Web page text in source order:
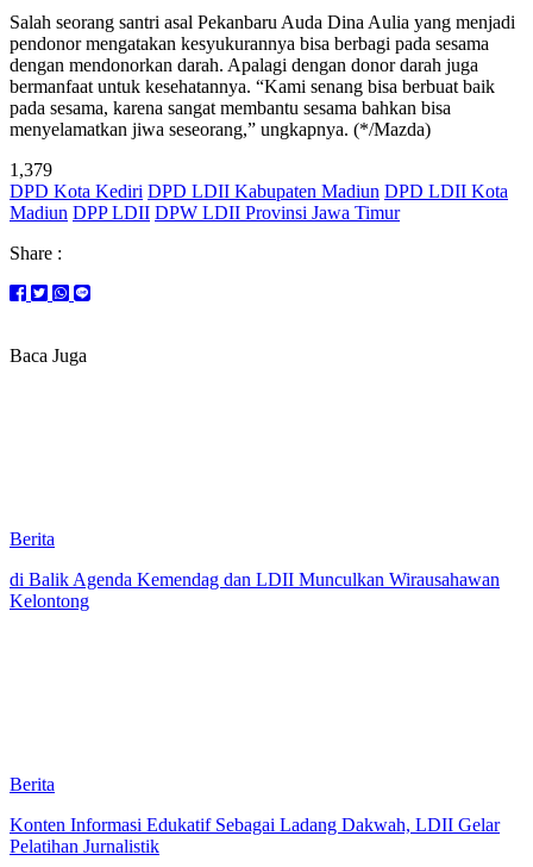
Salah seorang santri asal Pekanbaru Auda Dina Aulia yang menjadi
pendonor mengatakan kesyukurannya bisa berbagi pada sesama
dengan mendonorkan darah. Apalagi dengan donor darah juga
bermanfaat untuk kesehatannya. “Kami senang bisa berbuat baik
pada sesama, karena sangat membantu sesama bahkan bisa
menyelamatkan jiwa seseorang,” ungkapnya. (*/Mazda)
1,379
DPD Kota Kediri DPD LDII Kabupaten Madiun DPD LDII Kota
Madiun DPP LDII DPW LDII Provinsi Jawa Timur
Share :
Baca Juga
Berita
di Balik Agenda Kemendag dan LDII Munculkan Wirausahawan
Kelontong
Berita
Konten Informasi Edukatif Sebagai Ladang Dakwah, LDII Gelar
Pelatihan Jurnalistik